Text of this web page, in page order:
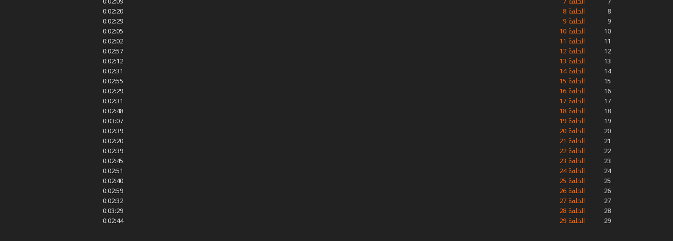
8
الحلقة 8
0:02:20
9
الحلقة 9
0:02:29
10
الحلقة 10
0:02:05
11
الحلقة 11
0:02:02
12
الحلقة 12
0:02:57
13
الحلقة 13
0:02:12
14
الحلقة 14
0:02:31
15
الحلقة 15
0:02:55
16
الحلقة 16
0:02:29
17
الحلقة 17
0:02:31
18
الحلقة 18
0:02:48
19
الحلقة 19
0:03:07
20
الحلقة 20
0:02:39
21
الحلقة 21
0:02:20
22
الحلقة 22
0:02:39
23
الحلقة 23
0:02:45
24
الحلقة 24
0:02:51
25
الحلقة 25
0:02:40
26
الحلقة 26
0:02:59
27
الحلقة 27
0:02:32
28
الحلقة 28
0:03:29
29
الحلقة 29 0:02:44